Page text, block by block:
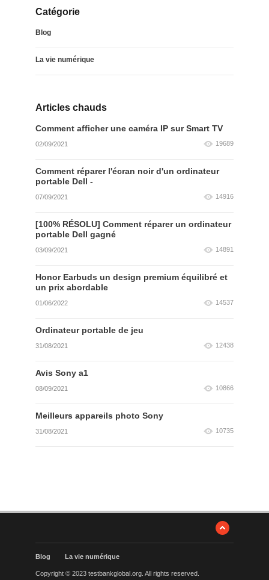
Catégorie
Blog
La vie numérique
Articles chauds
Comment afficher une caméra IP sur Smart TV
02/09/2021 19689
Comment réparer l'écran noir d'un ordinateur
portable Dell -
07/09/2021 14916
[100% RÉSOLU] Comment réparer un ordinateur
portable Dell gagné
03/09/2021 14891
Honor Earbuds un design premium équilibré et
un prix abordable
01/06/2022 14537
Ordinateur portable de jeu
31/08/2021 12438
Avis Sony a1
08/09/2021 10866
Meilleurs appareils photo Sony
31/08/2021 10735
Blog La vie numérique
Copyright © 2023 testbankglobal.org. All rights reserved.